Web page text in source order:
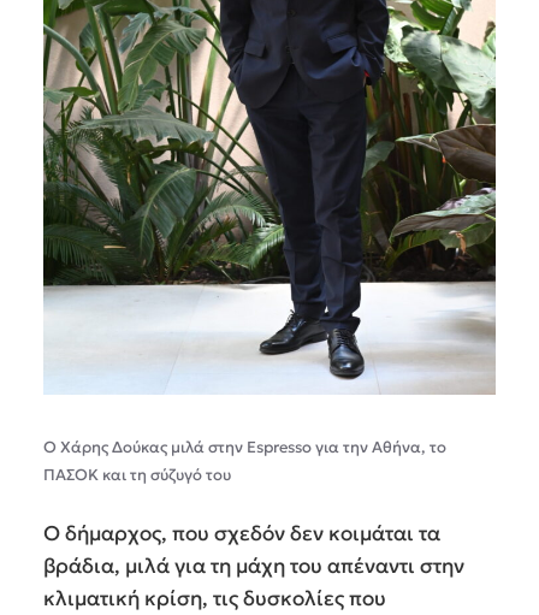
Ο Χάρης Δούκας μιλά στην Espresso για την Αθήνα, το
ΠΑΣΟΚ και τη σύζυγό του
Ο δήμαρχος, που σχεδόν δεν κοιμάται τα
βράδια, μιλά για τη μάχη του απέναντι στην
κλιματική κρίση, τις δυσκολίες που